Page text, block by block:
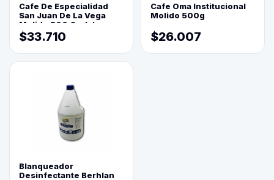
Cafe De Especialidad
San Juan De La Vega
Molido 500 Grs(=)
$33.710
Cafe Oma Institucional
Molido 500g
$26.007
Blanqueador
Desinfectante Berhlan